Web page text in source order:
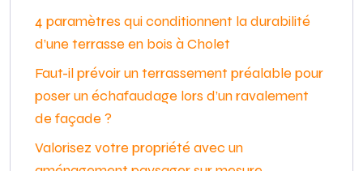
4 paramètres qui conditionnent la durabilité
d’une terrasse en bois à Cholet
Faut-il prévoir un terrassement préalable pour
poser un échafaudage lors d’un ravalement
de façade ?
Valorisez votre propriété avec un